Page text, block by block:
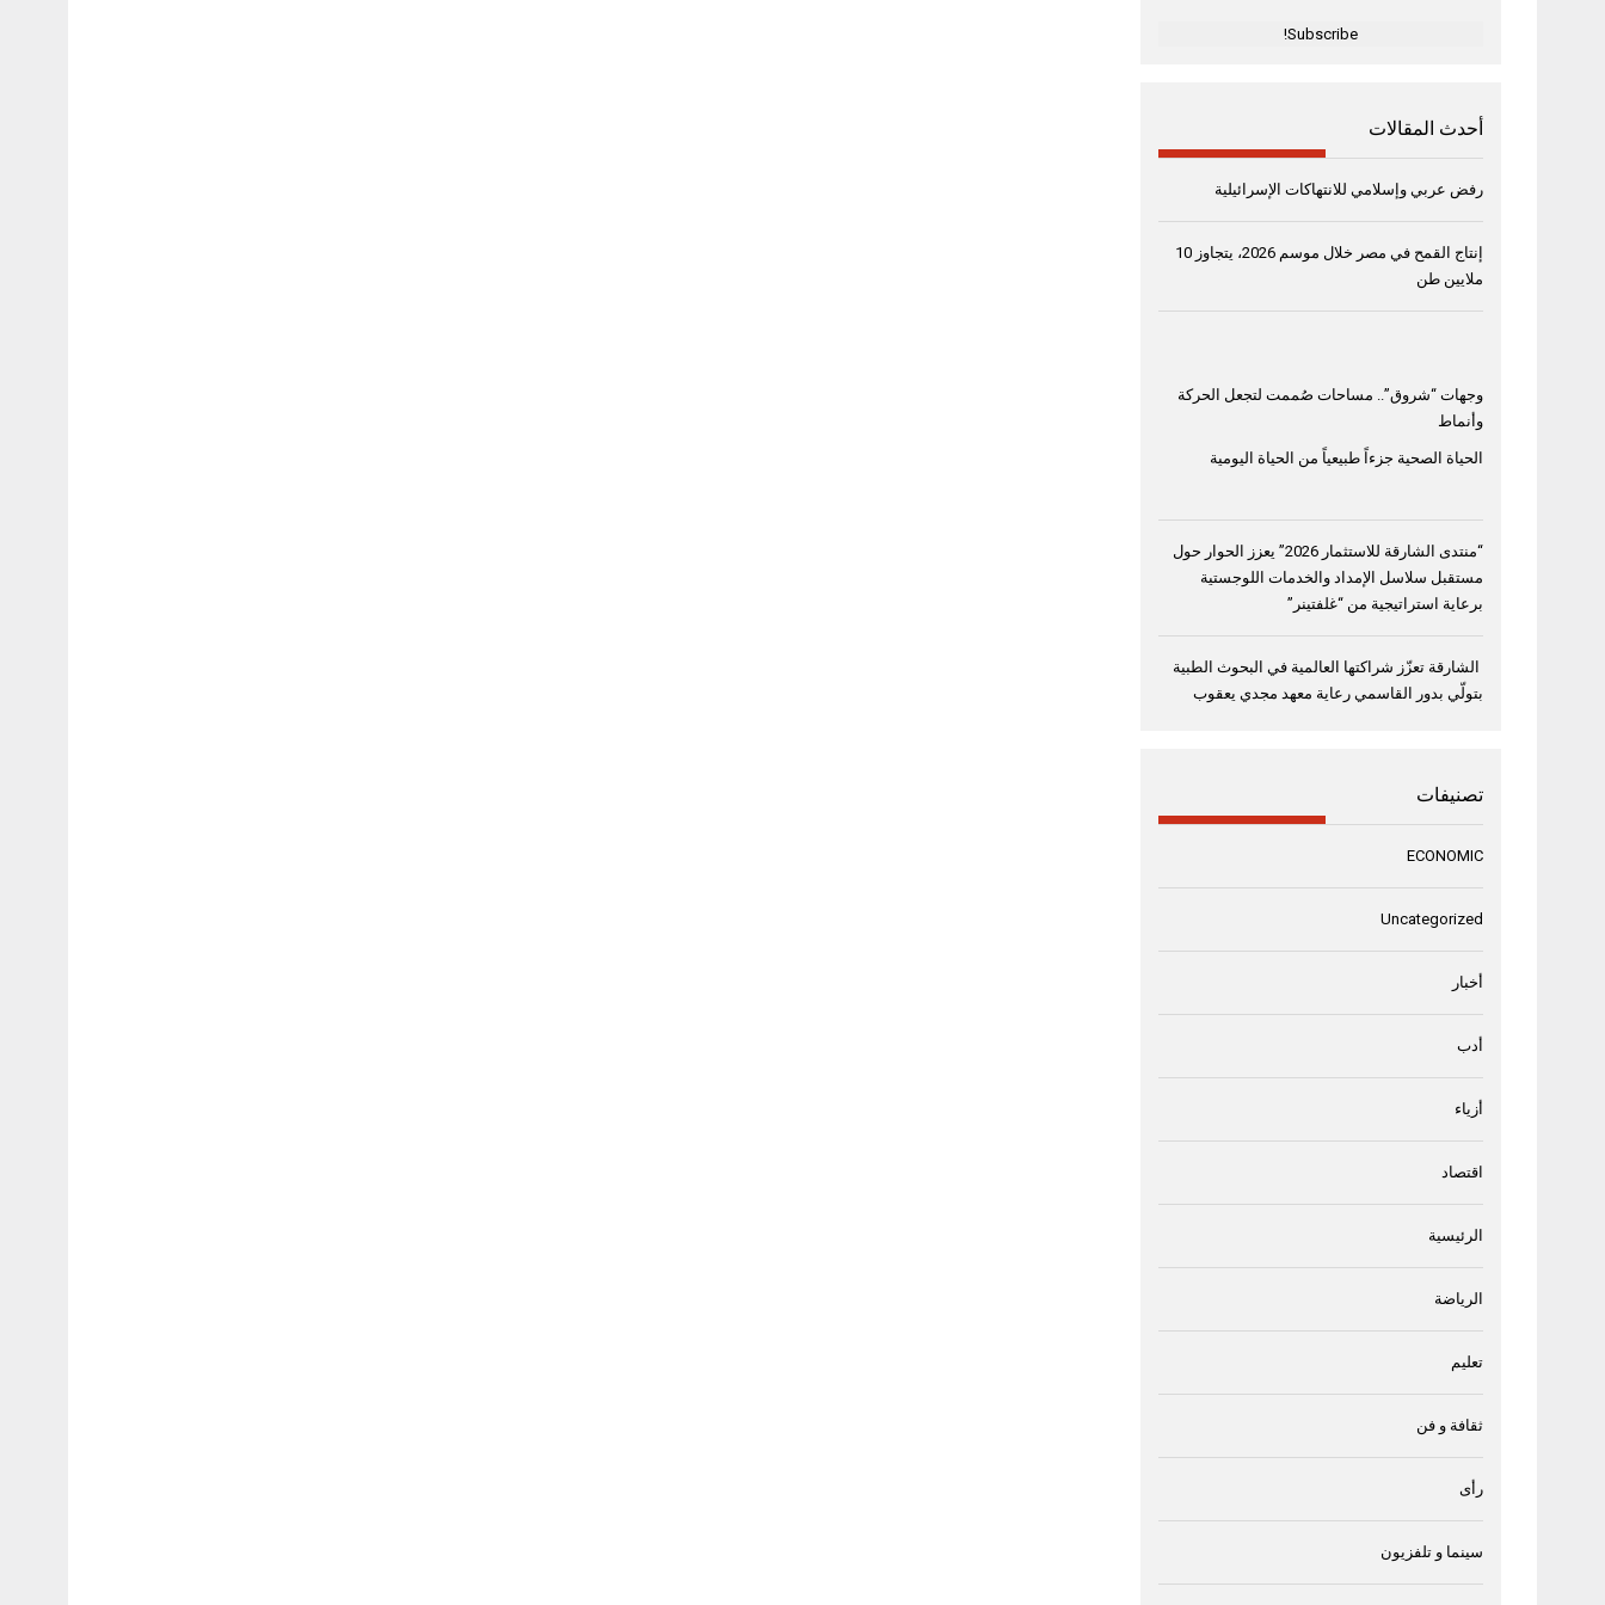
أحدث المقالات
رفض عربي وإسلامي للانتهاكات الإسرائيلية
إنتاج القمح في مصر خلال موسم 2026، يتجاوز 10
ملايين طن
وجهات “شروق”.. مساحات صُممت لتجعل الحركة
وأنماط
الحياة الصحية جزءاً طبيعياً من الحياة اليومية
“منتدى الشارقة للاستثمار 2026” يعزز الحوار حول
مستقبل سلاسل الإمداد والخدمات اللوجستية
برعاية استراتيجية من “غلفتينر”
الشارقة تعزّز شراكتها العالمية في البحوث الطبية
بتولّي بدور القاسمي رعاية معهد مجدي يعقوب
تصنيفات
ECONOMIC
Uncategorized
أخبار
أدب
أزياء
اقتصاد
الرئيسية
الرياضة
تعليم
ثقافة و فن
رأى
سينما و تلفزيون